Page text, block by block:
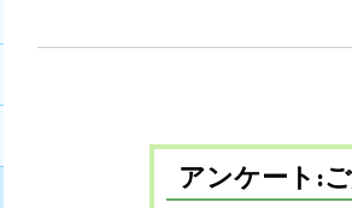
アンケート: